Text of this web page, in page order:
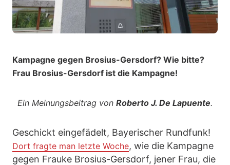
Kampagne gegen Brosius-Gersdorf? Wie bitte?
Frau Brosius-Gersdorf ist die Kampagne!
Ein Meinungsbeitrag von Roberto J. De Lapuente.
Geschickt eingefädelt, Bayerischer Rundfunk!
Dort fragte man letzte Woche, wie die Kampagne
gegen Frauke Brosius-Gersdorf, jener Frau, die